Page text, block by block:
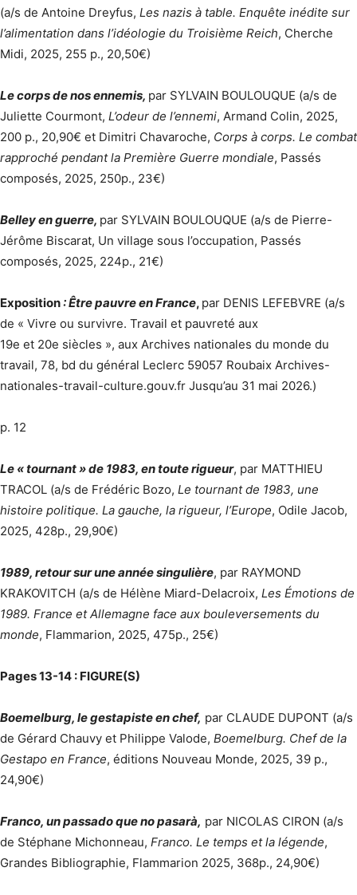
(a/s de Antoine Dreyfus, Les nazis à table. Enquête inédite sur
l’alimentation dans l’idéologie du Troisième Reich, Cherche
Midi, 2025, 255 p., 20,50€)
Le corps de nos ennemis, par SYLVAIN BOULOUQUE (a/s de
Juliette Courmont, L’odeur de l’ennemi, Armand Colin, 2025,
200 p., 20,90€ et Dimitri Chavaroche, Corps à corps. Le combat
rapproché pendant la Première Guerre mondiale, Passés
composés, 2025, 250p., 23€)
Belley en guerre, par SYLVAIN BOULOUQUE (a/s de Pierre-
Jérôme Biscarat, Un village sous l’occupation, Passés
composés, 2025, 224p., 21€)
Exposition: Être pauvre en France, par DENIS LEFEBVRE (a/s
de « Vivre ou survivre. Travail et pauvreté aux
19e et 20e siècles », aux Archives nationales du monde du
travail, 78, bd du général Leclerc 59057 Roubaix Archives-
nationales-travail-culture.gouv.fr Jusqu’au 31 mai 2026.)
p. 12
Le « tournant » de 1983, en toute rigueur, par MATTHIEU
TRACOL (a/s de Frédéric Bozo, Le tournant de 1983, une
histoire politique. La gauche, la rigueur, l’Europe, Odile Jacob,
2025, 428p., 29,90€)
1989, retour sur une année singulière, par RAYMOND
KRAKOVITCH (a/s de Hélène Miard-Delacroix, Les Émotions de
1989. France et Allemagne face aux bouleversements du
monde, Flammarion, 2025, 475p., 25€)
Pages 13-14 : FIGURE(S)
Boemelburg, le gestapiste en chef, par CLAUDE DUPONT (a/s
de Gérard Chauvy et Philippe Valode, Boemelburg. Chef de la
Gestapo en France, éditions Nouveau Monde, 2025, 39 p.,
24,90€)
Franco, un passado que no pasarà, par NICOLAS CIRON (a/s
de Stéphane Michonneau, Franco. Le temps et la légende,
Grandes Bibliographie, Flammarion 2025, 368p., 24,90€)